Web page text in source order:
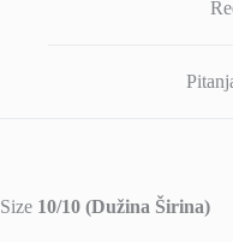
Size 10/10 (Dužina Širina)